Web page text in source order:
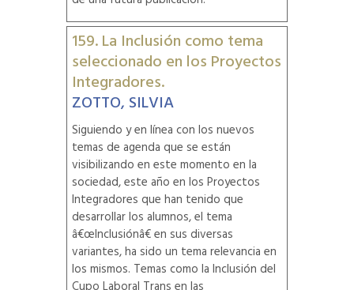
159. La Inclusión como tema
seleccionado en los Proyectos
Integradores.
ZOTTO, SILVIA
Siguiendo y en línea con los nuevos
temas de agenda que se están
visibilizando en este momento en la
sociedad, este año en los Proyectos
Integradores que han tenido que
desarrollar los alumnos, el tema
â€œInclusiónâ€ en sus diversas
variantes, ha sido un tema relevancia en
los mismos. Temas como la Inclusión del